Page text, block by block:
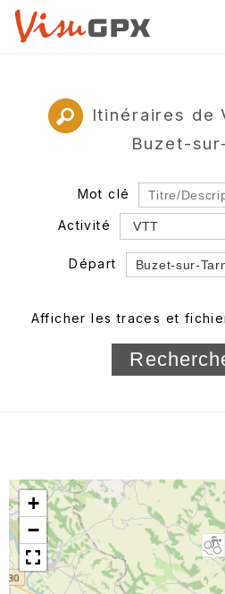
Itinéraires de
Buzet-
Mot clé
Activité
Départ
Département
Longueur min/max
Trier par
Horodatage
Afficher les traces et
+
−